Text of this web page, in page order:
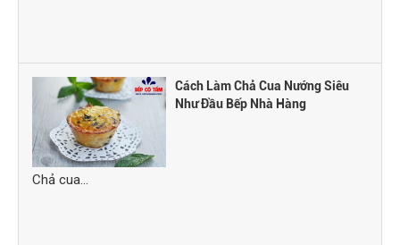
Cách Làm Chả Cua Nướng Siêu
Như Đầu Bếp Nhà Hàng
Chả cua...